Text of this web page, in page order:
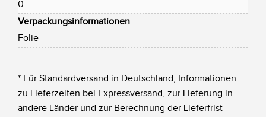
0
Verpackungsinformationen
Folie
* Für Standardversand in Deutschland, Informationen
zu Lieferzeiten bei Expressversand, zur Lieferung in
andere Länder und zur Berechnung der Lieferfrist